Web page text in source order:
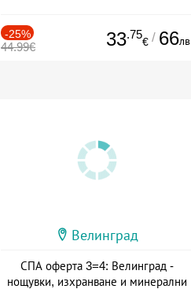
-25%
44.99€ 33.75
€ / 66лв.
Велинград
СПА оферта 3=4: Велинград -
нощувки, изхранване и минерални